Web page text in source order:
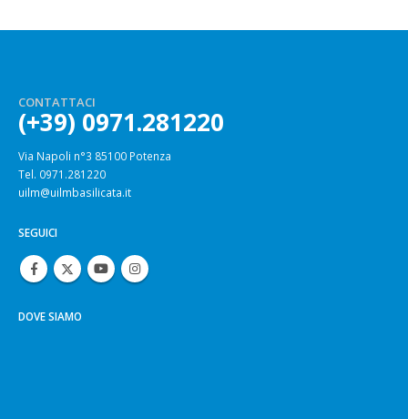
CONTATTACI
(+39) 0971.281220
Via Napoli n°3 85100 Potenza
Tel. 0971.281220
uilm@uilmbasilicata.it
SEGUICI
DOVE SIAMO